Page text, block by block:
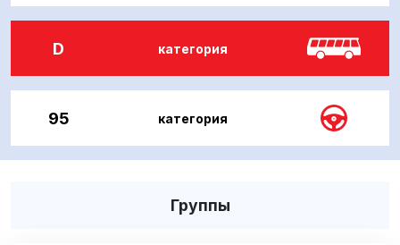
D категория
95 категория
Группы